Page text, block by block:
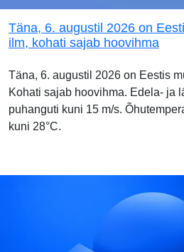
Täna, 6. augustil 2026 on
ilm, kohati sajab hoovihma
Täna, 6. augustil 2026 on Eestis
Kohati sajab hoovihma. Edela- ja
puhanguti kuni 15 m/s.
kuni 28°C.